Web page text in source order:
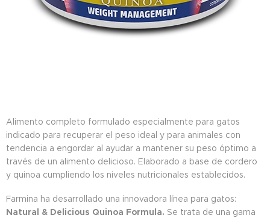
Alimento completo formulado especialmente para gatos
indicado para recuperar el peso ideal y para animales con
tendencia a engordar al ayudar a mantener su peso óptimo a
través de un alimento delicioso. Elaborado a base de cordero
y quinoa cumpliendo los niveles nutricionales establecidos.
Farmina ha desarrollado una innovadora línea para gatos:
Natural & Delicious Quinoa Formula. Se trata de una gama